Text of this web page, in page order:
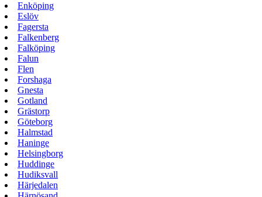
Enköping
Eslöv
Fagersta
Falkenberg
Falköping
Falun
Flen
Forshaga
Gnesta
Gotland
Grästorp
Göteborg
Halmstad
Haninge
Helsingborg
Huddinge
Hudiksvall
Härjedalen